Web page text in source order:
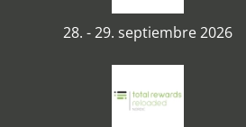
28. - 29. septiembre 2026